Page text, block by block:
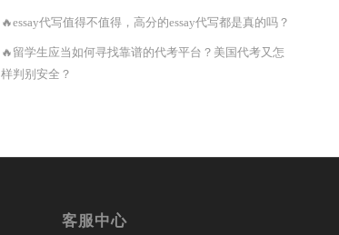
🔥essay代写值得不值得，高分的essay代写都是真的吗？
🔥留学生应当如何寻找靠谱的代考平台？美国代考又怎
样判别安全？
客服中心